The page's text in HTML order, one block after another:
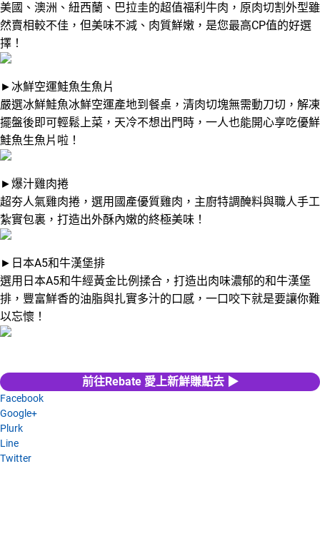
美國、澳洲、紐西蘭、巴拉圭的超值福利牛肉，原肉切割外型雖
然賣相較不佳，但美味不減、肉質鮮嫩，是您最高CP值的好選
擇！
►冰鮮空運鮭魚生魚片
嚴選冰鮮鮭魚冰鮮空運產地到餐桌，清肉切塊無需動刀切，解凍
擺盤後即可輕鬆上菜，天冷不想出門時，一人也能開心享吃優鮮
鮭魚生魚片啦！
►爆汁雞肉捲
超夯人氣雞肉捲，選用國產優質雞肉，主廚特調醃料與職人手工
紮實包裏，打造出外酥內嫩的終極美味！
►日本A5和牛漢堡排
選用日本A5和牛經黃金比例揉合，打造出肉味濃郁的和牛漢堡
排，豐富鮮香的油脂與扎實多汁的口感，一口咬下就是要讓你難
以忘懷！
前往Rebate 愛上新鮮賺點去 ▶
Facebook
Google+
Plurk
Line
Twitter